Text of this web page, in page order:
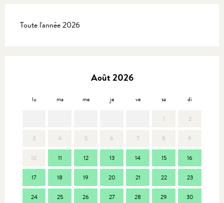
Toute l'année 2026
Août 2026
lu ma me je ve sa di
1 2
3 4 5 6 7 8 9
10 11 12 13 14 15 16
17 18 19 20 21 22 23
24 25 26 27 28 29 30